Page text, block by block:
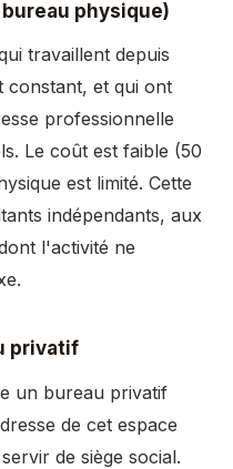
physique)
travaillent depuis
constant, et qui ont
professionnelle
Le coût est faible (50
est limité. Cette
indépendants, aux
l'activité ne
privatif
un bureau privatif
de cet espace
de siège social.